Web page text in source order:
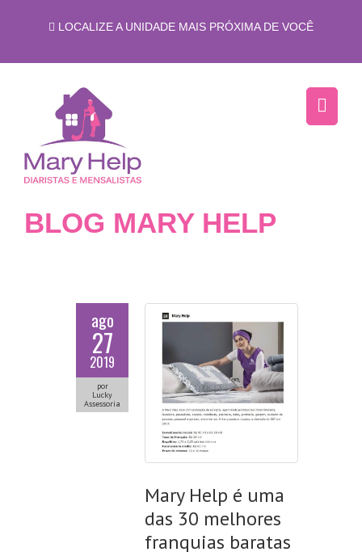
LOCALIZE A UNIDADE MAIS PRÓXIMA DE VOCÊ
BLOG MARY HELP
ago
27
2019
por
Lucky
Assessoria
Mary Help é uma
das 30 melhores
franquias baratas